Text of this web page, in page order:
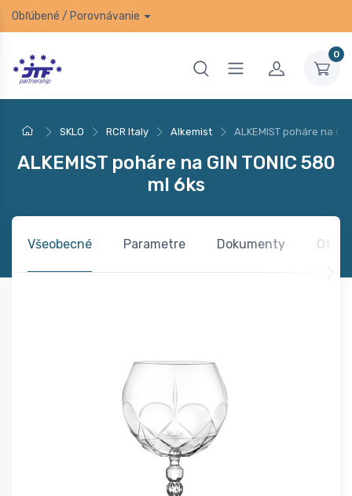
Obľúbené / Porovnávanie
0
SKLO RCR Italy Alkemist ALKEMIST poháre na
ALKEMIST poháre na GIN TONIC 580
ml 6ks
Všeobecné Parametre Dokumenty